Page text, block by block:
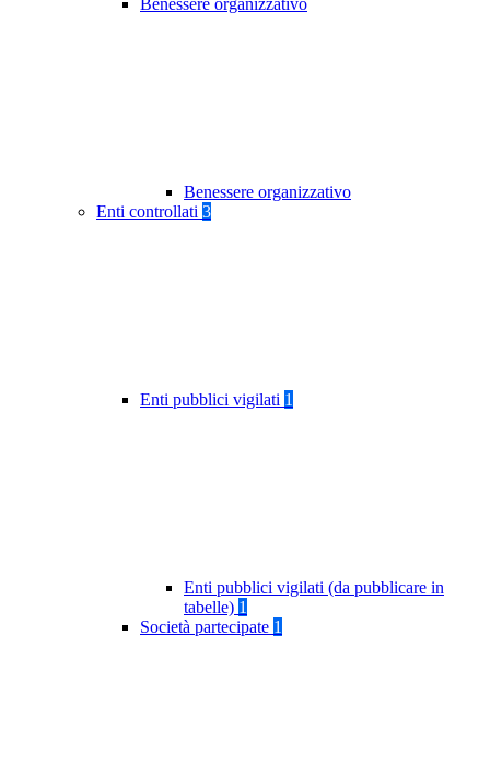
Benessere organizzativo
Benessere organizzativo
Enti controllati 3
Enti pubblici vigilati 1
Enti pubblici vigilati (da pubblicare in
tabelle) 1
Società partecipate 1